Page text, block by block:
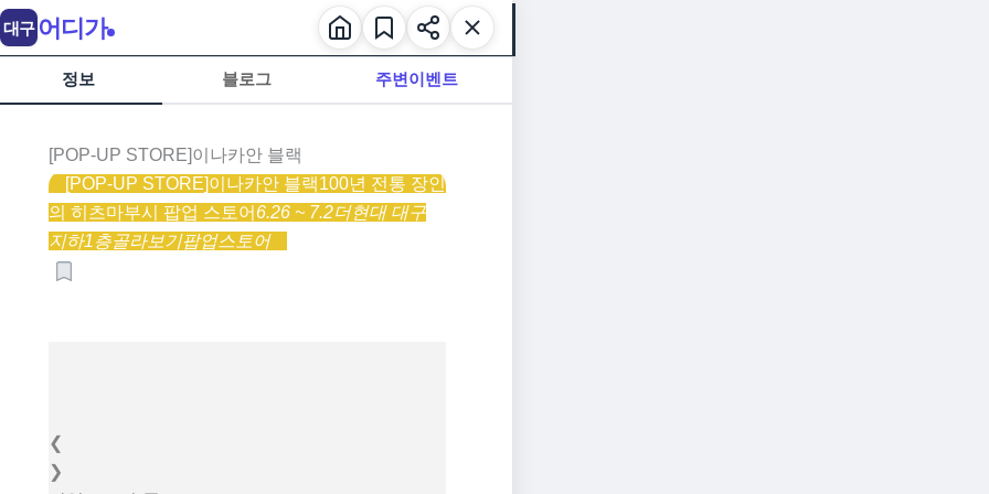
정보 블로그 주변이벤트
[POP-UP STORE]이나카안 블랙
[POP-UP STORE]이나카안 블랙100년 전통 장인
의 히츠마부시 팝업 스토어 6.26 ~ 7.2더현대 대구
지하1층골라보기팝업스토어
❮
❯
대구 어디가